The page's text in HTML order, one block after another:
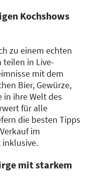
Kochshows
zu einem echten
teilen in Live-
mit dem
Bier, Gewürze,
in ihre Welt des
für alle
die besten Tipps
im
inklusive.
mit starkem